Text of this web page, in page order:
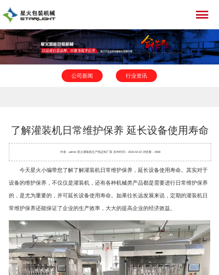
公司新闻 行业资讯
了解灌装机日常维护保养 延长设备使用寿命
作者：admin 星火灌装机生产线定制厂家 发布时间：2023-02-02 浏览量：2658
今天星火小编带您了解了解灌装机日常维护保养，延长设备使用寿命。其实对于
设备的维护保养，不仅仅是灌装机，还有各种机械类产品都是需要进行日常维护保养
的，是尤为重要的，并可延长设备使用寿命。如果往长远发展来说，定期的灌装机日
常维护保养还能保证了企业的生产效率，大大的提高企业的经济效益。